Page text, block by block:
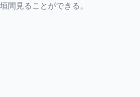
間見ることができる。